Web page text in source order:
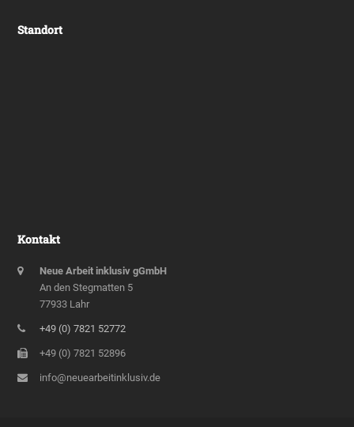
Standort
Kontakt
Neue Arbeit inklusiv gGmbH
An den Stegmatten 5
77933 Lahr
+49 (0) 7821 52772
+49 (0) 7821 52896
info@neuearbeitinklusiv.de